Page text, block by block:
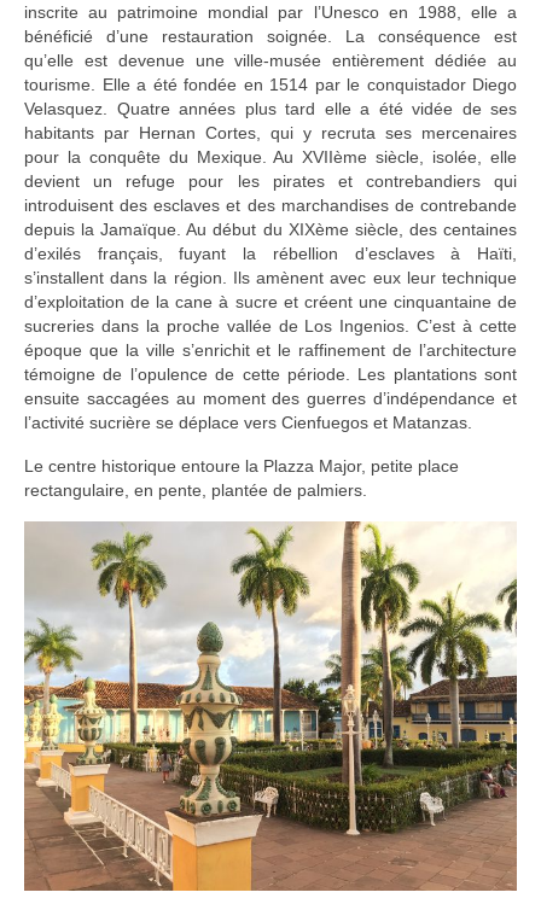
inscrite au patrimoine mondial par l’Unesco en 1988, elle a
bénéficié d’une restauration soignée. La conséquence est
qu’elle est devenue une ville-musée entièrement dédiée au
tourisme. Elle a été fondée en 1514 par le conquistador Diego
Velasquez. Quatre années plus tard elle a été vidée de ses
habitants par Hernan Cortes, qui y recruta ses mercenaires
pour la conquête du Mexique. Au XVIIème siècle, isolée, elle
devient un refuge pour les pirates et contrebandiers qui
introduisent des esclaves et des marchandises de contrebande
depuis la Jamaïque. Au début du XIXème siècle, des centaines
d’exilés français, fuyant la rébellion d’esclaves à Haïti,
s’installent dans la région. Ils amènent avec eux leur technique
d’exploitation de la cane à sucre et créent une cinquantaine de
sucreries dans la proche vallée de Los Ingenios. C’est à cette
époque que la ville s’enrichit et le raffinement de l’architecture
témoigne de l’opulence de cette période. Les plantations sont
ensuite saccagées au moment des guerres d’indépendance et
l’activité sucrière se déplace vers Cienfuegos et Matanzas.
Le centre historique entoure la Plazza Major, petite place
rectangulaire, en pente, plantée de palmiers.